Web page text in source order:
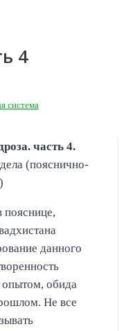
4
система
часть 4.
(пояснично-
пояснице,
данного
обида
Не все